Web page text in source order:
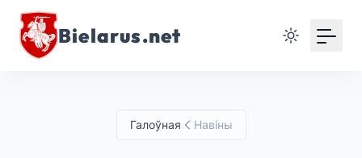
Bielarus.net
Галоўная Навіны